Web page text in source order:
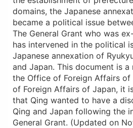
domains, the Japanese
became a political issue
The General Grant who was
has intervened in the political
Japanese annexation of
and Japan. This document is
the Office of Foreign Affairs
of Foreign Affairs of Japan, it
that Qing wanted to have a
Qing and Japan following the
General Grant. (Updated on